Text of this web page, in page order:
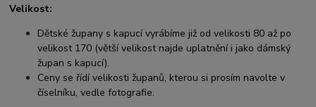
Velikost:
Dětské župany s kapucí vyrábíme již od velikosti 80 až po
velikost 170 (větší velikost najde uplatnění i jako dámský
župan s kapucí).
Ceny se řídí velikosti županů, kterou si prosím navolte v
číselníku, vedle fotografie.